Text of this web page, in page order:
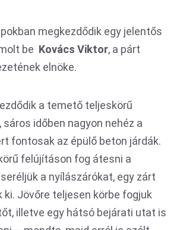
megkezdődik egy jelentős
be Kovács Viktor, a párt
elnöke.
a temető teljeskörű
időben nagyon nehéz a
fontosak az épülő beton járdák.
felújításon fog átesni a
a nyílászárókat, egy zárt
ki. Jövőre teljesen körbe fogjuk
illetve egy hátsó bejárati utat is